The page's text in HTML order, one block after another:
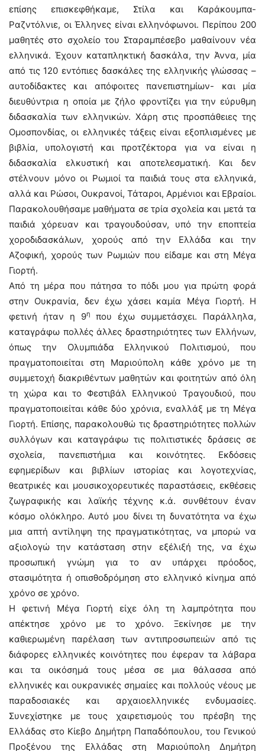
επίσης επισκεφθήκαμε, Στίλα και Καράκουμπα-
Ραζντόλνιε, οι Έλληνες είναι ελληνόφωνοι. Περίπου 200
μαθητές στο σχολείο του Σταραμπέσεβο μαθαίνουν νέα
ελληνικά. Έχουν καταπληκτική δασκάλα, την Άννα, μία
από τις 120 εντόπιες δασκάλες της ελληνικής γλώσσας –
αυτοδίδακτες και απόφοιτες πανεπιστημίων- και μία
διευθύντρια η οποία με ζήλο φροντίζει για την εύρυθμη
διδασκαλία των ελληνικών. Χάρη στις προσπάθειες της
Ομοσπονδίας, οι ελληνικές τάξεις είναι εξοπλισμένες με
βιβλία, υπολογιστή και προτζέκτορα για να είναι η
διδασκαλία ελκυστική και αποτελεσματική. Και δεν
στέλνουν μόνο οι Ρωμιοί τα παιδιά τους στα ελληνικά,
αλλά και Ρώσοι, Ουκρανοί, Τάταροι, Αρμένιοι και Εβραίοι.
Παρακολουθήσαμε μαθήματα σε τρία σχολεία και μετά τα
παιδιά χόρευαν και τραγουδούσαν, υπό την εποπτεία
χοροδιδασκάλων, χορούς από την Ελλάδα και την
Αζοφική, χορούς των Ρωμιών που είδαμε και στη Μέγα
Γιορτή.
Από τη μέρα που πάτησα το πόδι μου για πρώτη φορά
στην Ουκρανία, δεν έχω χάσει καμία Μέγα Γιορτή. Η
φετινή ήταν η 9η
που έχω συμμετάσχει. Παράλληλα,
καταγράφω πολλές άλλες δραστηριότητες των Ελλήνων,
όπως την Ολυμπιάδα Ελληνικού Πολιτισμού, που
πραγματοποιείται στη Μαριούπολη κάθε χρόνο με τη
συμμετοχή διακριθέντων μαθητών και φοιτητών από όλη
τη χώρα και το Φεστιβάλ Ελληνικού Τραγουδιού, που
πραγματοποιείται κάθε δύο χρόνια, εναλλάξ με τη Μέγα
Γιορτή. Επίσης, παρακολουθώ τις δραστηριότητες πολλών
συλλόγων και καταγράφω τις πολιτιστικές δράσεις σε
σχολεία, πανεπιστήμια και κοινότητες. Εκδόσεις
εφημερίδων και βιβλίων ιστορίας και λογοτεχνίας,
θεατρικές και μουσικοχορευτικές παραστάσεις, εκθέσεις
ζωγραφικής και λαϊκής τέχνης κ.ά. συνθέτουν έναν
κόσμο ολόκληρο. Αυτό μου δίνει τη δυνατότητα να έχω
μια απτή αντίληψη της πραγματικότητας, να μπορώ να
αξιολογώ την κατάσταση στην εξέλιξή της, να έχω
προσωπική γνώμη για το αν υπάρχει πρόοδος,
στασιμότητα ή οπισθοδρόμηση στο ελληνικό κίνημα από
χρόνο σε χρόνο.
Η φετινή Μέγα Γιορτή είχε όλη τη λαμπρότητα που
απέκτησε χρόνο με το χρόνο. Ξεκίνησε με την
καθιερωμένη παρέλαση των αντιπροσωπειών από τις
διάφορες ελληνικές κοινότητες που έφεραν τα λάβαρα
και τα οικόσημά τους μέσα σε μια θάλασσα από
ελληνικές και ουκρανικές σημαίες και πολλούς νέους με
παραδοσιακές και αρχαιοελληνικές ενδυμασίες.
Συνεχίστηκε με τους χαιρετισμούς του πρέσβη της
Ελλάδας στο Κίεβο Δημήτρη Παπαδόπουλου, του Γενικού
Προξένου της Ελλάδας στη Μαριούπολη Δημήτρη